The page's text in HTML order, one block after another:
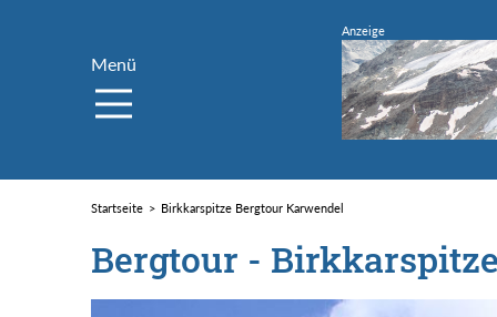
Menü
Startseite Birkkarspitze Bergtour Karwendel
Bergtour -